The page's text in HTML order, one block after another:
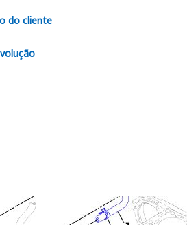
do cliente